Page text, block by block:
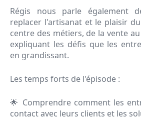
Régis nous parle également
replacer l'artisanat et le plaisir
centre des métiers, de la vente
expliquant les défis que les
en grandissant.
Les temps forts de l'épisode :
🌟 Comprendre comment les
contact avec leurs clients et les